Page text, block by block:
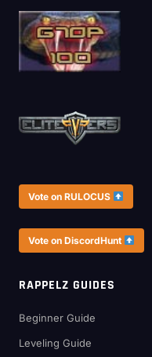
Vote on RULOCUS
Vote on DiscordHunt
RAPPELZ GUIDES
Beginner Guide
Leveling Guide